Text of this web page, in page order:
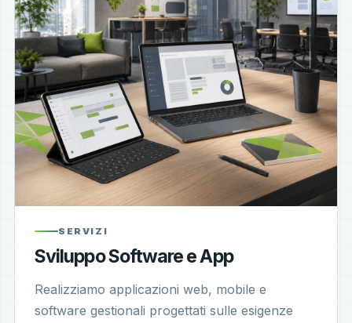
SERVIZI
Sviluppo Software e App
Realizziamo applicazioni web, mobile e
software gestionali progettati sulle esigenze